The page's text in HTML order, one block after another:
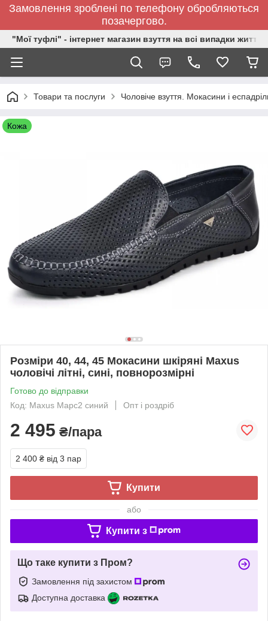
Замовлення зроблені по телефону обробляються
позачергово.
"Мої туфлі" - інтернет магазин взуття на всі випадки життя.
Товари та послуги Чоловіче взуття. Мокасини і
Кожа
Розміри 40, 44, 45 Мокасини шкіряні Maxus
чоловічі літні, сині, повнорозмірні
Готово до відправки
Код: Maxus Марс2 синий
Опт і роздріб
2 495 ₴/пара
2 400 ₴ від 3 пар
Купити
або
Купити з
Що таке купити з Пром?
Замовлення під захистом
Доступна доставка